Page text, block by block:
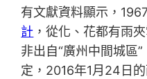
有文獻資料顯示，
計 ，從化、花都有雨
非出自“廣州中間城區
定，2016年1月24日